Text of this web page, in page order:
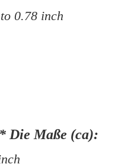
0.78 inch
Die Maße (ca):